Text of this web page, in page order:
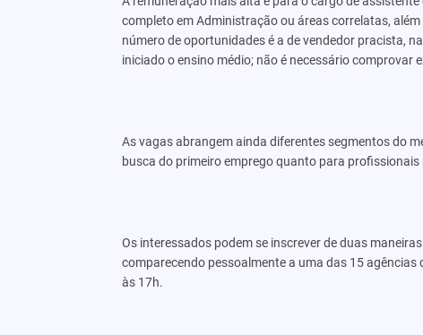
completo em Administração ou áreas correlatas,
número de oportunidades é a de vendedor pracista,
iniciado o ensino médio; não é necessário comprovar
As vagas abrangem ainda diferentes segmentos do
busca do primeiro emprego quanto para profissionais
Os interessados podem se inscrever de duas
comparecendo pessoalmente a uma das 15
às 17h.